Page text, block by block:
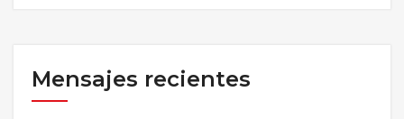
Mensajes recientes